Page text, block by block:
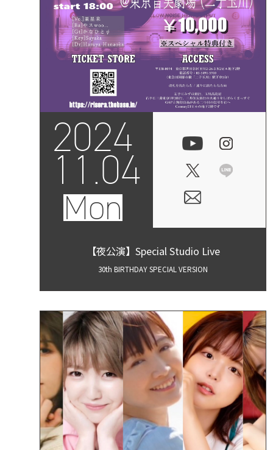
2024
11.04
Mon
【夜公演】Special Studio Live
30th BIRTHDAY SPECIAL VERSION